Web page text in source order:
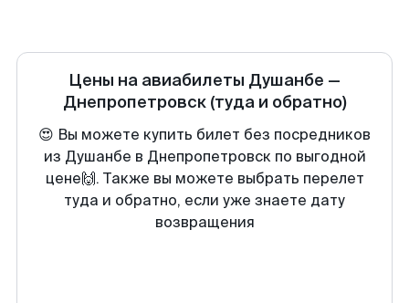
Цены на авиабилеты Душанбе —
Днепропетровск (туда и обратно)
😍 Вы можете купить билет без посредников
из Душанбе в Днепропетровск по выгодной
цене🙌. Также вы можете выбрать перелет
туда и обратно, если уже знаете дату
возвращения